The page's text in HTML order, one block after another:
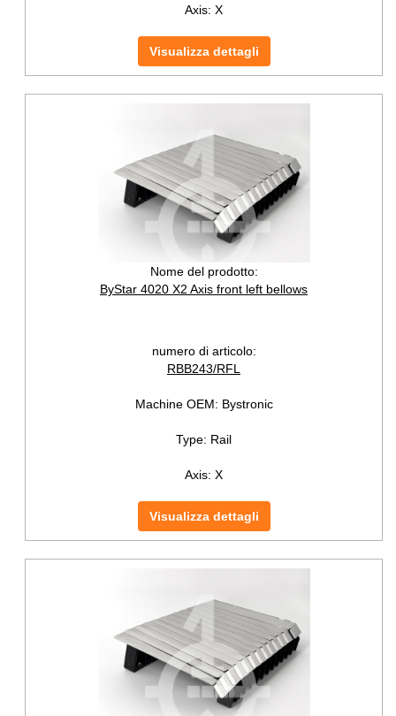
Axis: X
Visualizza dettagli
Nome del prodotto:
ByStar 4020 X2 Axis front left bellows
numero di articolo:
RBB243/RFL
Machine OEM: Bystronic
Type: Rail
Axis: X
Visualizza dettagli